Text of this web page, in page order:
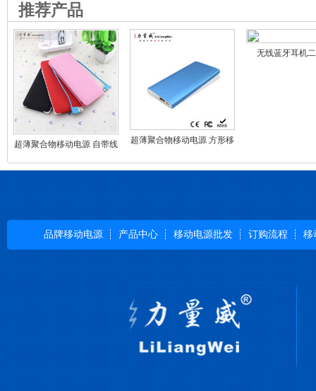
推荐产品
超薄聚合物移动电源 自带线
超薄聚合物移动电源 方形移
无线蓝牙耳机
品牌移动电源 产品中心 移动电源批发 订购流程 移